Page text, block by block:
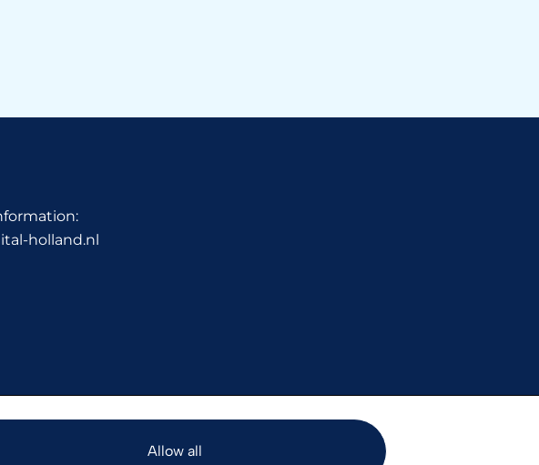
Allow all
holland.nl